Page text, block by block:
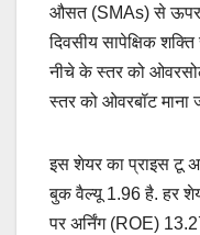
औसत (SMAs) से ऊपर
दिवसीय सापेक्षिक
नीचे के स्तर को
स्तर को ओवरबॉट माना
इस शेयर का प्राइस टू
बुक वैल्‍यू 1.96 है. हर
पर अर्निंग (ROE)